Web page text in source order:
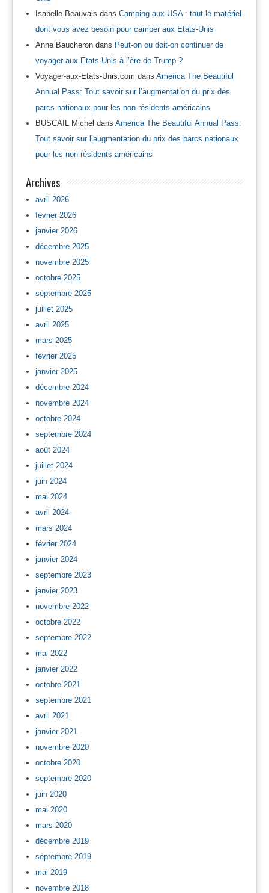
Isabelle Beauvais dans Camping aux USA : tout le matériel
dont vous avez besoin pour camper aux Etats-Unis
Anne Baucherondans Peut-on ou doit-on continuer de
voyager aux Etats-Unis à l’ère de Trump ?
Voyager-aux-Etats-Unis.com dans America The Beautiful
Annual Pass: Tout savoir sur l’augmentation du prix des
parcs nationaux pour les non résidents américains
BUSCAIL Michel dans America The Beautiful Annual Pass:
Tout savoir sur l’augmentation du prix des parcs nationaux
pour les non résidents américains
Archives
avril 2026
février 2026
janvier 2026
décembre 2025
novembre 2025
octobre 2025
septembre 2025
juillet 2025
avril 2025
mars 2025
février 2025
janvier 2025
décembre 2024
novembre 2024
octobre 2024
septembre 2024
août 2024
juillet 2024
juin 2024
mai 2024
avril 2024
mars 2024
février 2024
janvier 2024
septembre 2023
janvier 2023
novembre 2022
octobre 2022
septembre 2022
mai 2022
janvier 2022
octobre 2021
septembre 2021
avril 2021
janvier 2021
novembre 2020
octobre 2020
septembre 2020
juin 2020
mai 2020
mars 2020
décembre 2019
septembre 2019
mai 2019
novembre 2018